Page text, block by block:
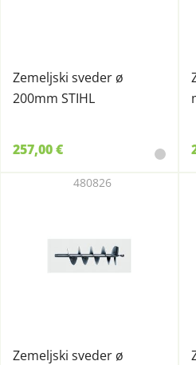
Zemeljski sveder ø
200mm STIHL
257,00 €
Zemeljski sveder ø
480826